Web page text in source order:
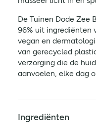
De Tuinen Dode Zee
96% uit ingrediënten
vegan en
van gerecycled
verzorging die de
aanvoelen, elke dag
Ingrediënten